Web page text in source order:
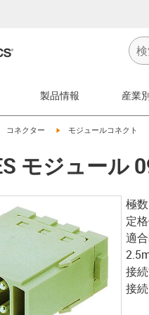
製品情報 産業
right
igus-icon-arrow-right
コネクター igus-icon-arrow-right
モジュールコネクト
モジュール
極
定
適
接
接続